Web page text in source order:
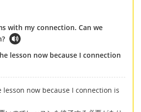
with my connection. Can we
lesson now because I connection
now because I connection is